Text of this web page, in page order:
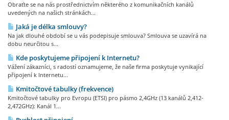
Obraťte se na nás prostřednictvím některého z komunikačních kanálů
uvedených na našich stránkách...
Jaká je délka smlouvy?
Na jak dlouhé období se u vás podepisuje smlouva? Smlouva se uzavírá na
dobu neurčitou s...
Kde poskytujeme připojení k Internetu?
Vážení zákazníci, s radostí oznamujeme, že naše firma poskytuje vynikající
připojení k Internetu...
Kmitočtové tabulky (frekvence)
Kmitočtové tabulky pro Evropu (ETSI) pro pásmo 2,4GHz (13 kanálů 2,412-
2,472GHz): Kanál 1...